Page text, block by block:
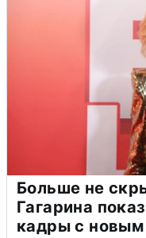
Больше не
Гагарина
кадры с